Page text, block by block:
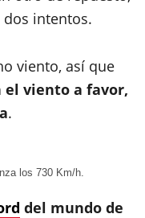
intentos.
viento, así que
el viento a favor,
.
los 730 Km/h.
del mundo de